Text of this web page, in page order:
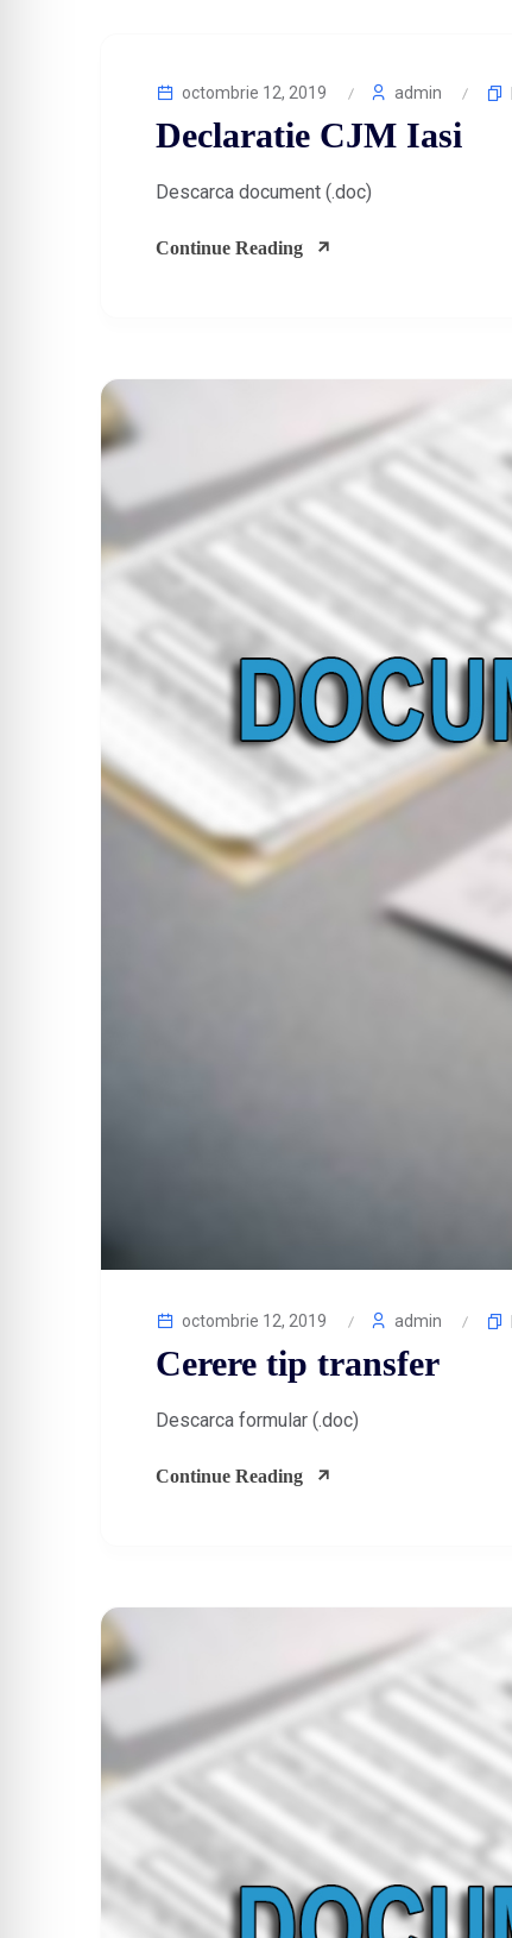
octombrie 12, 2019 admin
Declaratie CJM Iasi
Descarca document (.doc)
Continue Reading
octombrie 12, 2019 admin
Cerere tip transfer
Descarca formular (.doc)
Continue Reading